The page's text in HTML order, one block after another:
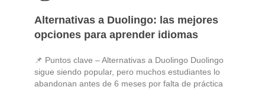
Alternativas a Duolingo: las mejores
opciones para aprender idiomas
📌 Puntos clave – Alternativas a Duolingo Duolingo
sigue siendo popular, pero muchos estudiantes lo
abandonan antes de 6 meses por falta de práctica